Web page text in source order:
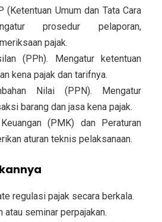
(Ketentuan Umum dan Tata Cara
prosedur pelaporan,
pajak.
(PPh). Mengatur ketentuan
kena pajak dan tarifnya.
Nilai (PPN). Mengatur
barang dan jasa kena pajak.
(PMK) dan Peraturan
aturan teknis pelaksanaan.
regulasi pajak secara berkala.
atau seminar perpajakan.